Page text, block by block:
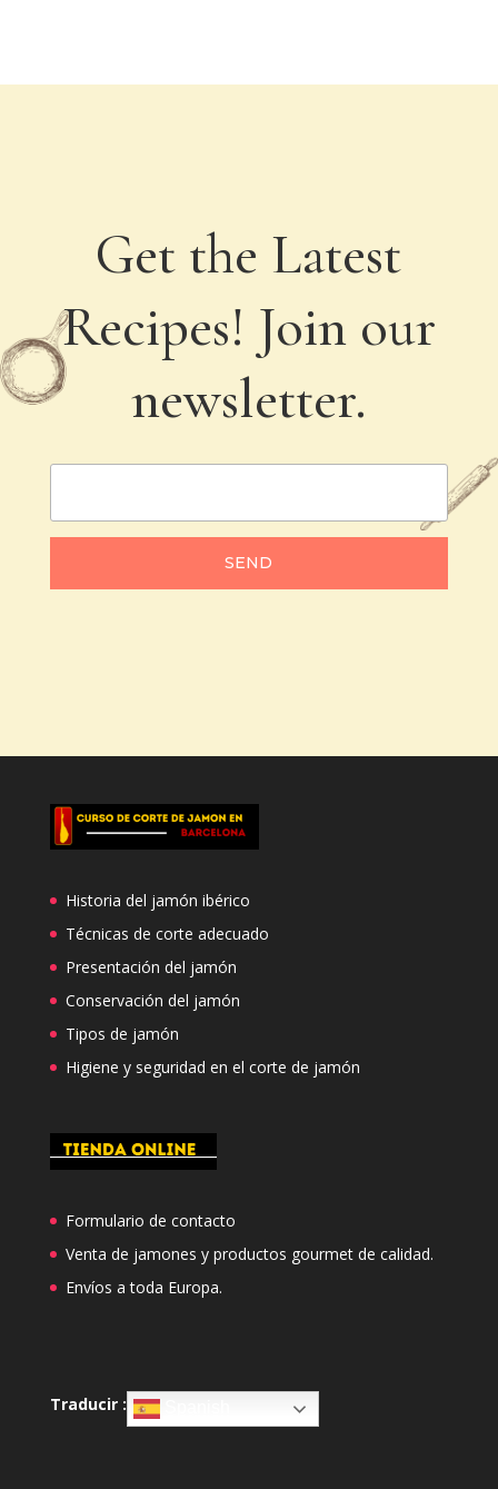
Get the Latest
Recipes! Join our
newsletter.
SEND
Historia del jamón ibérico
Técnicas de corte adecuado
Presentación del jamón
Conservación del jamón
Tipos de jamón
Higiene y seguridad en el corte de jamón
Formulario de contacto
Venta de jamones y productos gourmet de calidad.
Envíos a toda Europa.
Traducir : Spanish